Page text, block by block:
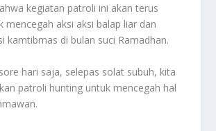
kegiatan patroli ini akan terus
mencegah aksi aksi balap liar dan
kamtibmas di bulan suci Ramadhan.
hari saja, selepas solat subuh, kita
patroli hunting untuk mencegah hal